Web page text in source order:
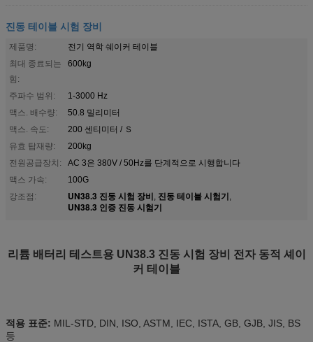
진동 테이블 시험 장비
제품명:
전기 역학 쉐이커 테이블
최대 종료되는
힘:
600kg
주파수 범위:
1-3000 Hz
맥스. 배수량:
50.8 밀리미터
맥스. 속도:
200 센티미터 / Ｓ
유효 탑재량:
200kg
전원공급장치:
AC 3은 380V / 50Hz를 단계적으로 시행합니다
맥스 가속:
100G
강조점:
UN38.3 진동 시험 장비, 진동 테이블 시험기,
UN38.3 인증 진동 시험기
리튬 배터리 테스트용 UN38.3 진동 시험 장비 전자 동적 셰이
커 테이블
적용 표준: MIL-STD, DIN, ISO, ASTM, IEC, ISTA, GB, GJB, JIS, BS
등